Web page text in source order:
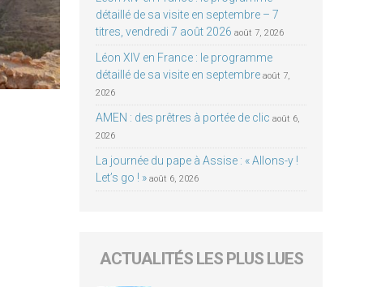
détaillé de sa visite en septembre – 7
titres, vendredi 7 août 2026 août 7, 2026
Léon XIV en France : le programme
détaillé de sa visite en septembre août 7,
2026
AMEN : des prêtres à portée de clic août 6,
2026
La journée du pape à Assise : « Allons-y !
Let’s go ! » août 6, 2026
ACTUALITÉS LES PLUS LUES